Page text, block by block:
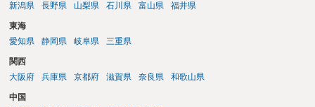
新潟県
長野県 山梨県 石川県 富山県 福井県
東海
愛知県
静岡県 岐阜県 三重県
関西
大阪府
兵庫県 京都府 滋賀県 奈良県 和歌山県
中国